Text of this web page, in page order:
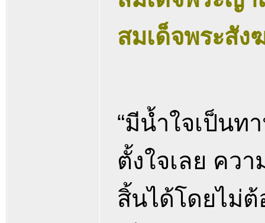
สมเด็จพระสั
“มีน้ำใจเป็นท
ตั้งใจเลย คว
สิ้นได้โดยไม่